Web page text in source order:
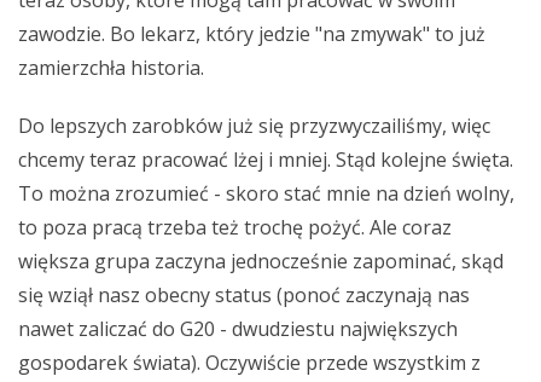
zawodzie. Bo lekarz, który jedzie "na zmywak" to już
zamierzchła historia.
Do lepszych zarobków już się przyzwyczailiśmy, więc
chcemy teraz pracować lżej i mniej. Stąd kolejne święta.
To można zrozumieć - skoro stać mnie na dzień wolny,
to poza pracą trzeba też trochę pożyć. Ale coraz
większa grupa zaczyna jednocześnie zapominać, skąd
się wziął nasz obecny status (ponoć zaczynają nas
nawet zaliczać do G20 - dwudziestu największych
gospodarek świata). Oczywiście przede wszystkim z